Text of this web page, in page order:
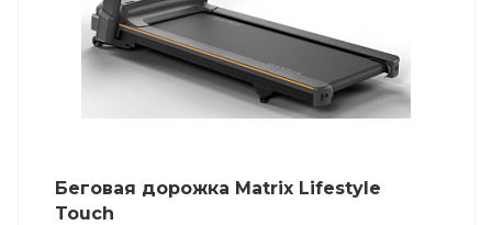
Беговая дорожка Matrix Lifestyle
Touch